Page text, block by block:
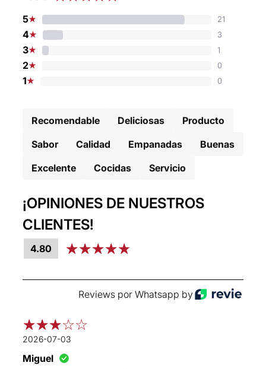
Tarjetas de crédito
Tarjetas de debito
5★ 21
4★ 3
3★ 1
2★ 0
1★ 0
Recomendable Deliciosas
Producto
Sabor
Calidad Empanadas
Buenas
Excelente
Cocidas Servicio
¡OPINIONES DE NUESTROS
CLIENTES!
4.80
Reviews por Whatsapp by
2026-07-03
Miguel